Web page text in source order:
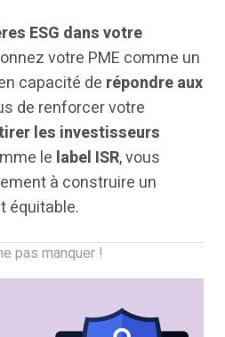
ESG dans votre
votre PME comme un
capacité de répondre aux
de renforcer votre
les investisseurs
le label ISR, vous
à construire un
équitable.
pas manquer !